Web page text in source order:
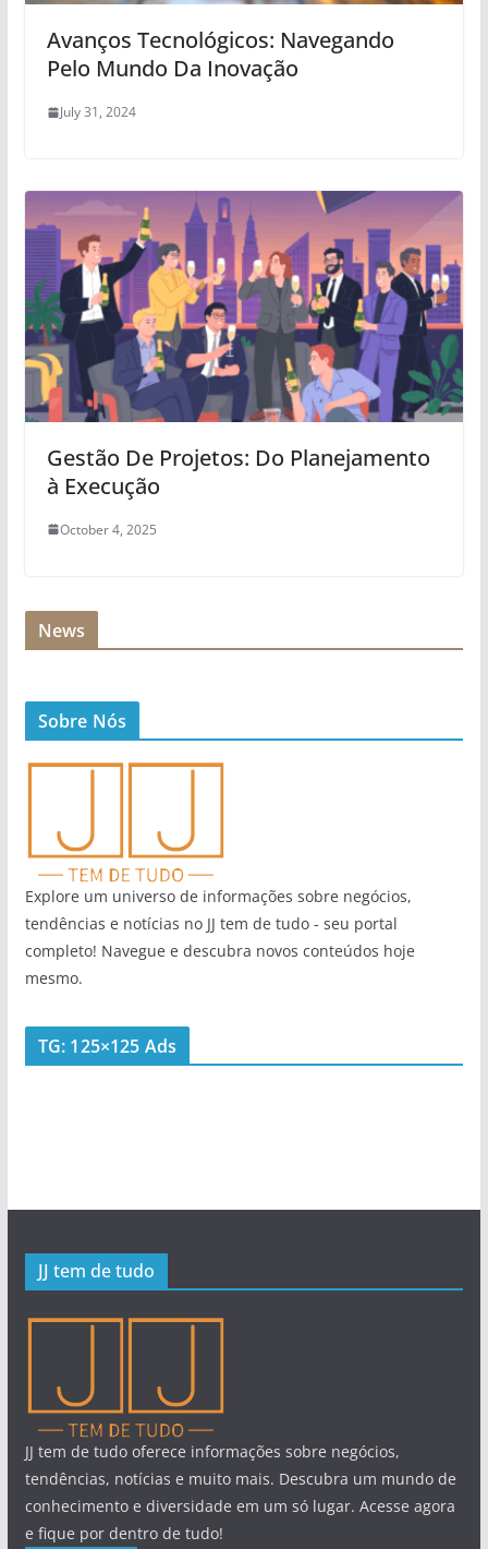
Avanços Tecnológicos: Navegando
Pelo Mundo Da Inovação
July 31, 2024
Gestão De Projetos: Do Planejamento
à Execução
October 4, 2025
News
Sobre Nós
Explore um universo de informações sobre negócios,
tendências e notícias no JJ tem de tudo - seu portal
completo! Navegue e descubra novos conteúdos hoje
mesmo.
TG: 125×125 Ads
JJ tem de tudo
JJ tem de tudo oferece informações sobre negócios,
tendências, notícias e muito mais. Descubra um mundo de
conhecimento e diversidade em um só lugar. Acesse agora
e fique por dentro de tudo!